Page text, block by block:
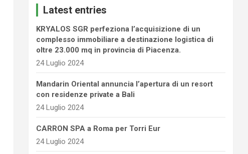
Latest entries
KRYALOS SGR perfeziona l’acquisizione di un
complesso immobiliare a destinazione logistica di
oltre 23.000 mq in provincia di Piacenza.
24 Luglio 2024
Mandarin Oriental annuncia l’apertura di un resort
con residenze private a Bali
24 Luglio 2024
CARRON SPA a Roma per Torri Eur
24 Luglio 2024